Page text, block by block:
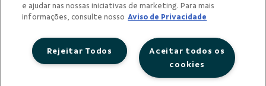
Privacidade
e ajudar nas nossas iniciativas de marketing. Para mais
informações, consulte nosso Aviso de Privacidade
Aceitar todos os
cookies
Rejeitar Todos